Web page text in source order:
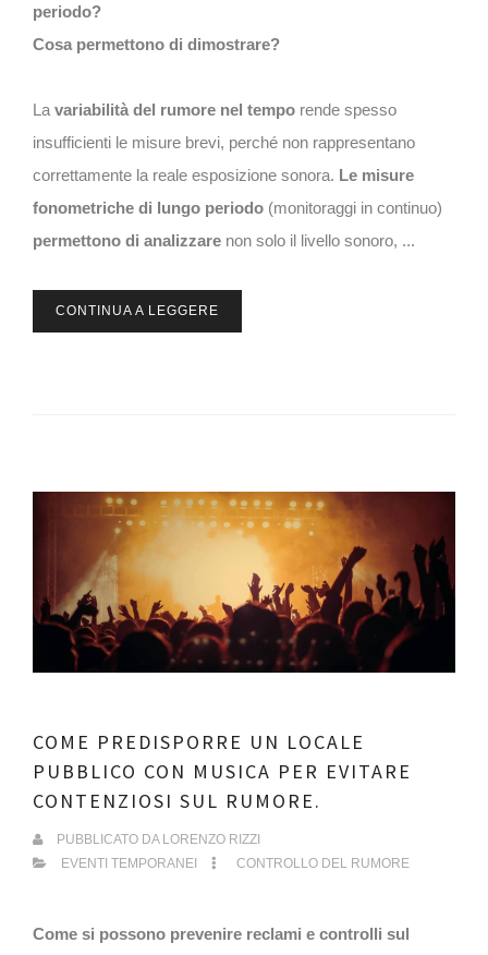
periodo?
Cosa permettono di dimostrare?
La variabilità del rumore nel tempo rende spesso
insufficienti le misure brevi, perché non rappresentano
correttamente la reale esposizione sonora. Le misure
fonometriche di lungo periodo (monitoraggi in continuo)
permettono di analizzare non solo il livello sonoro, ...
CONTINUA A LEGGERE
COME PREDISPORRE UN LOCALE
PUBBLICO CON MUSICA PER EVITARE
CONTENZIOSI SUL RUMORE.
PUBBLICATO DA LORENZO RIZZI
EVENTI TEMPORANEI
CONTROLLO DEL RUMORE
Come si possono prevenire reclami e controlli sul